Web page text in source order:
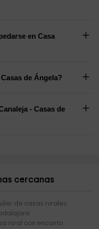
en Casa
de Ángela?
- Casas de
cercanas
de casas rurales
rural con encanto